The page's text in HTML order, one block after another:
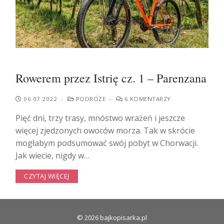
Rowerem przez Istrię cz. 1 – Parenzana
06.07.2022 - PODRÓŻE - 6 KOMENTARZY
Pięć dni, trzy trasy, mnóstwo wrażeń i jeszcze
więcej zjedzonych owoców morza. Tak w skrócie
mogłabym podsumować swój pobyt w Chorwacji.
Jak wiecie, nigdy w…
CZYTAJ WIĘCEJ
© 2026 bajkopisarka.pl